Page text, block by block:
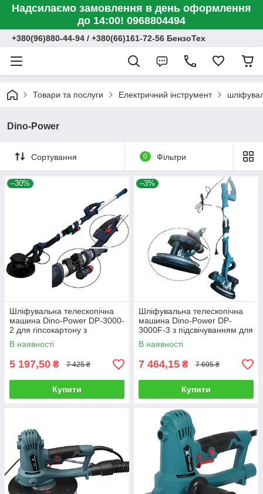
Надсилаємо замовлення в день оформлення
до 14:00! 0968804494
+380(96)880-44-94 / +380(66)161-72-56 БензоТех
Товари та послуги Електричний інструмент
Dino-Power
Сортування 0 Фільтри
–30%
Шліфувальна телескопічна
машина Dino-Power DP-3000-
2 для гіпсокартону з
підсвічуванням та
регулюванням швидкості
В наявності
5 197,50 ₴ 7 425 ₴
Купити
–3%
Шліфувальна телескопічна
машина Dino-Power DP-
3000F-3 з підсвічуванням для
стін та стель
В наявності
7 464,15 ₴ 7 695 ₴
Купити